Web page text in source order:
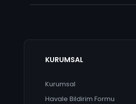
KURUMSAL
Kurumsal
Havale Bildirim Formu